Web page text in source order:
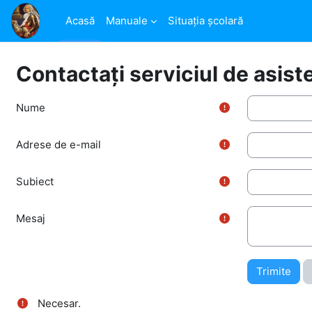
Salt la conţinutul principal
Acasă
Manuale Situația școlară
Contactați serviciul de
Nume
Adrese de e-mail
Subiect
Mesaj
Necesar.